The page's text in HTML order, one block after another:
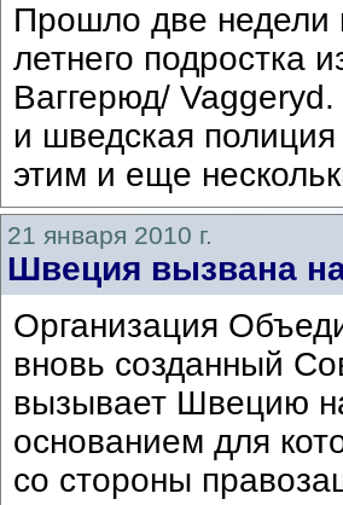
Прошло две недели
летнего подростка
Ваггерюд/
и шведская
этим и еще
21 января 2010 г.
Швеция вызвана
Организация
вновь созданный
вызывает Швецию
основанием для
со стороны